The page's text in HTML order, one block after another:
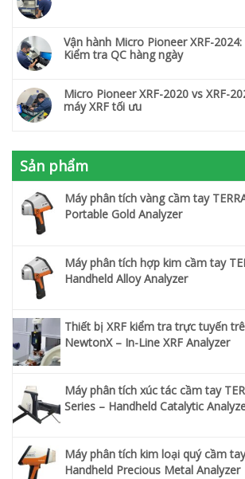
Vận hành Micro Pioneer XRF-
Kiểm tra QC hàng ngày
Micro Pioneer XRF-2020 vs XRF-
máy XRF tối ưu
Sản phẩm
Máy phân tích vàng cầm tay
Portable Gold Analyzer
Máy phân tích hợp kim cầm tay
Handheld Alloy Analyzer
Thiết bị XRF kiểm tra trực tuyến
NewtonX – In-Line XRF Analyzer
Máy phân tích xúc tác cầm tay
Series – Handheld Catalytic
Máy phân tích kim loại quý cầm
Handheld Precious Metal Analyzer